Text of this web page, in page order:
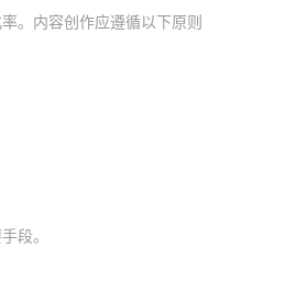
。内容创作应遵循以下原则
段。